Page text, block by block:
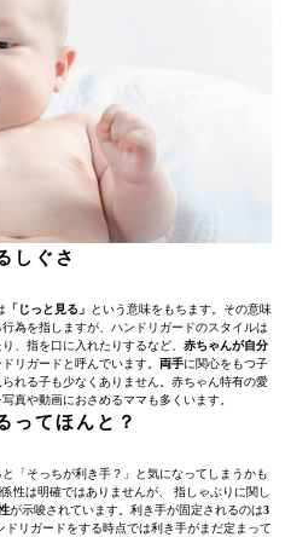
しぐさ
「じっと見る」
という意味をもちます。その意味
為を指しますが、ハンドリガードのスタイルは
、指を口に入れたりするなど、 赤ちゃんが自分
リガードと呼んでいます。 両手に関心をもつ子
れる子も少なくありません。赤ちゃん特有の愛
真や動画におさめるママも多くいます。
ってほんと？
「そっちが利き手？」と気になってしまうかも
性は明確ではありませんが、 指しゃぶりに関し
が示唆されています。利き手が固定されるのは3
ドリガードをする時点では利き手がまだ定まって